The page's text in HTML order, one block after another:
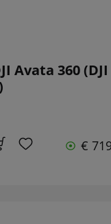
Avata 360 (DJI
€